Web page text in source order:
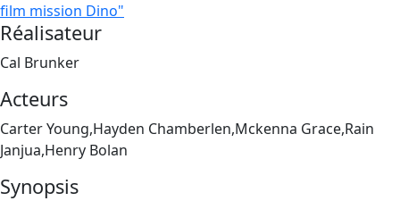
film mission Dino"
Réalisateur
Cal Brunker
Acteurs
Carter Young,Hayden Chamberlen,Mckenna Grace,Rain
Janjua,Henry Bolan
Synopsis